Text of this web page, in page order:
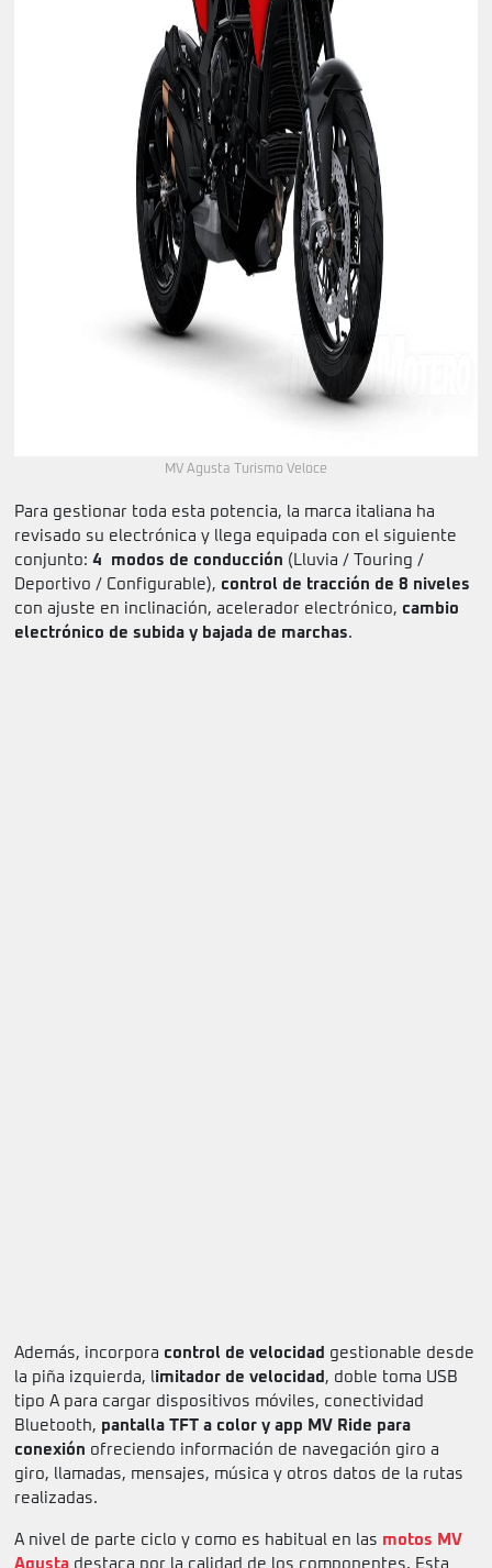
MV Agusta Turismo Veloce
Para gestionar toda esta potencia, la marca italiana ha
revisado su electrónica y llega equipada con el siguiente
conjunto: 4 modos de conducción (Lluvia / Touring /
Deportivo / Configurable), control de tracción de 8 niveles
con ajuste en inclinación, acelerador electrónico, cambio
electrónico de subida y bajada de marchas.
Además, incorpora control de velocidad gestionable desde
la piña izquierda, limitador de velocidad , doble toma USB
tipo A para cargar dispositivos móviles, conectividad
Bluetooth, pantalla TFT a color y app MV Ride para
conexión ofreciendo información de navegación giro a
giro, llamadas, mensajes, música y otros datos de la rutas
realizadas.
A nivel de parte ciclo y como es habitual en las motos MV
Agusta destaca por la calidad de los componentes. Esta